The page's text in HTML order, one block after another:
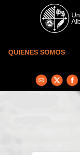
Skip to main content
QUIENES SOMOS